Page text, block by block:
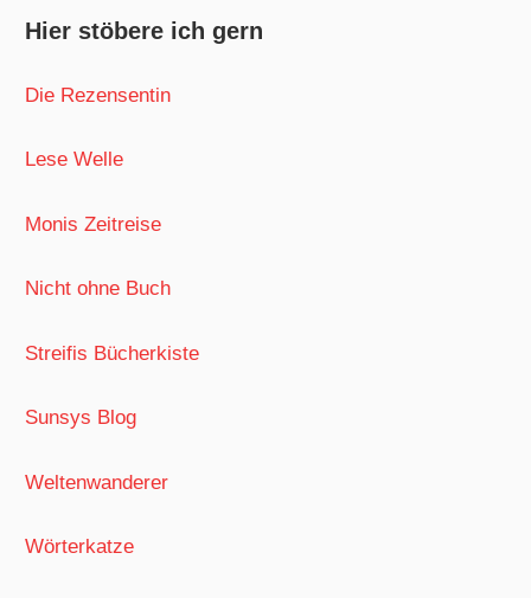
Hier stöbere ich gern
Die Rezensentin
Lese Welle
Monis Zeitreise
Nicht ohne Buch
Streifis Bücherkiste
Sunsys Blog
Weltenwanderer
Wörterkatze